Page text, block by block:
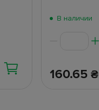
В наличии
160.65 ₴